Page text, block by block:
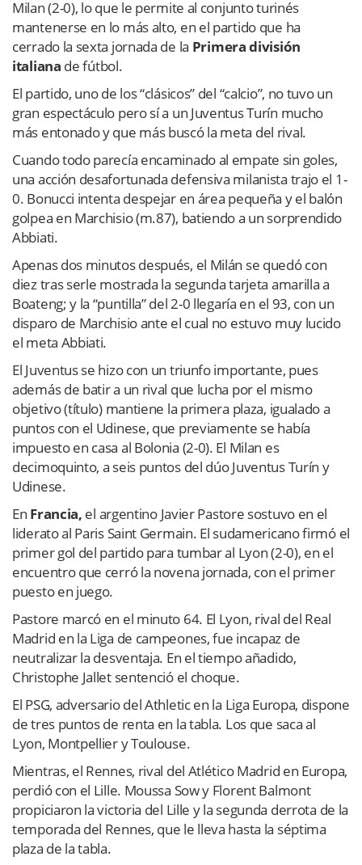
Milan (2-0), lo que le permite al conjunto turinés
mantenerse en lo más alto, en el partido que ha
cerrado la sexta jornada de la Primera división
italiana de fútbol.
El partido, uno de los “clásicos” del “calcio”, no tuvo un
gran espectáculo pero sí a un Juventus Turín mucho
más entonado y que más buscó la meta del rival.
Cuando todo parecía encaminado al empate sin goles,
una acción desafortunada defensiva milanista trajo el 1-
0. Bonucci intenta despejar en área pequeña y el balón
golpea en Marchisio (m.87), batiendo a un sorprendido
Abbiati.
Apenas dos minutos después, el Milán se quedó con
diez tras serle mostrada la segunda tarjeta amarilla a
Boateng; y la “puntilla” del 2-0 llegaría en el 93, con un
disparo de Marchisio ante el cual no estuvo muy lucido
el meta Abbiati.
El Juventus se hizo con un triunfo importante, pues
además de batir a un rival que lucha por el mismo
objetivo (título) mantiene la primera plaza, igualado a
puntos con el Udinese, que previamente se había
impuesto en casa al Bolonia (2-0). El Milan es
decimoquinto, a seis puntos del dúo Juventus Turín y
Udinese.
En Francia, el argentino Javier Pastore sostuvo en el
liderato al Paris Saint Germain. El sudamericano firmó el
primer gol del partido para tumbar al Lyon (2-0), en el
encuentro que cerró la novena jornada, con el primer
puesto en juego.
Pastore marcó en el minuto 64. El Lyon, rival del Real
Madrid en la Liga de campeones, fue incapaz de
neutralizar la desventaja. En el tiempo añadido,
Christophe Jallet sentenció el choque.
El PSG, adversario del Athletic en la Liga Europa, dispone
de tres puntos de renta en la tabla. Los que saca al
Lyon, Montpellier y Toulouse.
Mientras, el Rennes, rival del Atlético Madrid en Europa,
perdió con el Lille. Moussa Sow y Florent Balmont
propiciaron la victoria del Lille y la segunda derrota de la
temporada del Rennes, que le lleva hasta la séptima
plaza de la tabla.